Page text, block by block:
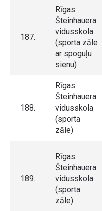
187.
Rīgas
Šteinhauera
vidusskola
(sporta zāle
ar spoguļu
sienu)
188.
Rīgas
Šteinhauera
vidusskola
(sporta
zāle)
189.
Rīgas
Šteinhauera
vidusskola
(sporta
zāle)